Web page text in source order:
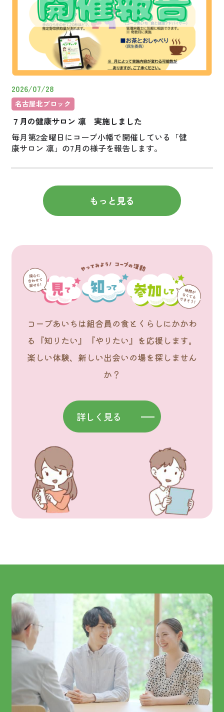
2026/07/28
名古屋北ブロック
７月の健康サロン 凛 実施しました
毎月第2金曜日にコープ小幡で開催している「健
康サロン 凛」の7月の様子を報告します。
もっと見る
コープあいちは組合員の食とくらしにかかわ
る『知りたい』『やりたい』を応援します。
楽しい体験、新しい出会いの場を探しません
か？
詳しく見る